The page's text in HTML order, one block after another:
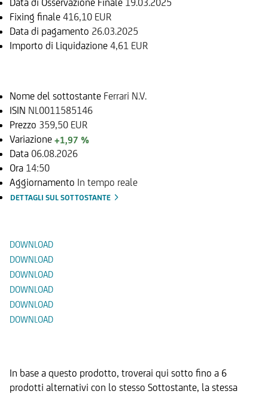
Fixing finale 416,10 EUR
Data di pagamento 26.03.2025
Importo di Liquidazione 4,61 EUR
Nome del sottostante Ferrari N.V.
ISIN NL0011585146
Prezzo 359,50 EUR
Variazione +1,97 %
Data 06.08.2026
Ora 14:50
Aggiornamento In tempo reale
DETTAGLI SUL SOTTOSTANTE
DOWNLOAD
DOWNLOAD
DOWNLOAD
DOWNLOAD
DOWNLOAD
DOWNLOAD
In base a questo prodotto, troverai qui sotto fino a 6
prodotti alternativi con lo stesso Sottostante, la stessa